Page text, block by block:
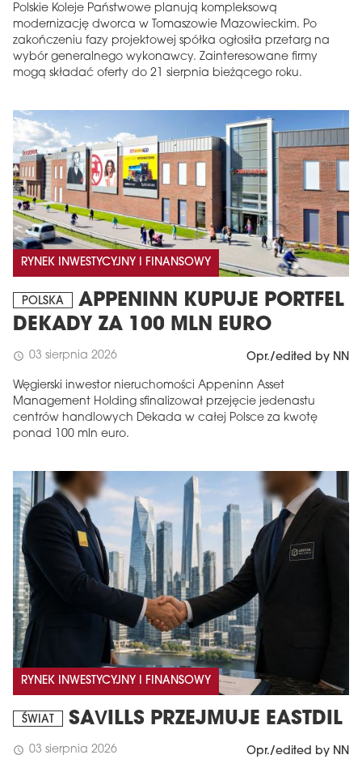
Polskie Koleje Państwowe planują kompleksową
modernizację dworca w Tomaszowie Mazowieckim. Po
zakończeniu fazy projektowej spółka ogłosiła przetarg na
wybór generalnego wykonawcy. Zainteresowane firmy
mogą składać oferty do 21 sierpnia bieżącego roku.
RYNEK INWESTYCYJNY I FINANSOWY
POLSKA
APPENINN KUPUJE PORTFEL
DEKADY ZA 100 MLN EURO
schedule 03 sierpnia 2026 Opr./edited by NN
Węgierski inwestor nieruchomości Appeninn Asset
Management Holding sfinalizował przejęcie jedenastu
centrów handlowych Dekada w całej Polsce za kwotę
ponad 100 mln euro.
RYNEK INWESTYCYJNY I FINANSOWY
ŚWIAT SAVILLS PRZEJMUJE EASTDIL
schedule 03 sierpnia 2026 Opr./edited by NN